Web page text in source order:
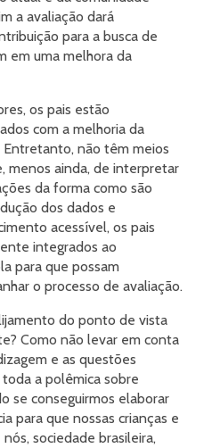
a avaliação dará
para a busca de
em uma melhora da
os pais estão
com a melhoria da
Entretanto, não têm meios
menos ainda, de interpretar
da forma como são
dos dados e
acessível, os pais
integrados ao
para que possam
o processo de avaliação.
do ponto de vista
Como não levar em conta
e as questões
a polêmica sobre
se conseguirmos elaborar
para que nossas crianças e
sociedade brasileira,